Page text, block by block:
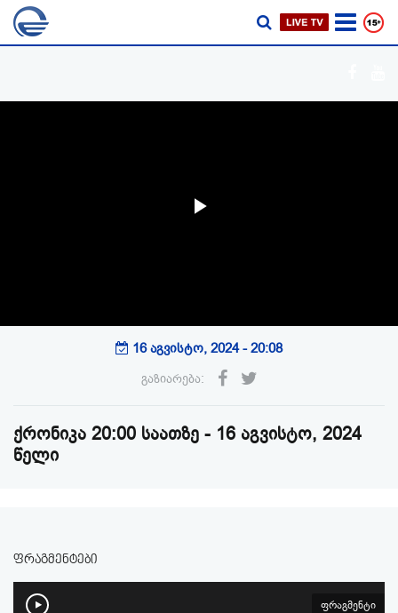
გაზიარება:
16 აგვისტო, 2024 - 20:08
ქრონიკა 20:00 საათზე - 16 აგვისტო, 2024
წელი
ფრაგმენტები
ფრაგმენტი